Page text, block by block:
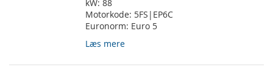
kW: 88
Motorkode: 5FS|EP6C
Euronorm: Euro 5
Læs mere